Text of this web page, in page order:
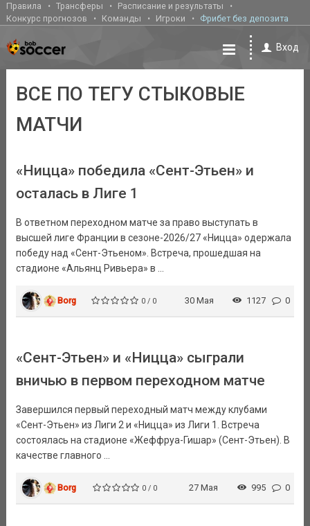
Правила Трансферы
Расписание и результаты
Конкурс прогнозов
Команды Игроки Фрибет без депозита
Вход
ВСЕ ПО ТЕГУ СТЫКОВЫЕ
МАТЧИ
«Ницца» победила «Сент-Этьен» и
осталась в Лиге 1
В ответном переходном матче за право выступать в
высшей лиге Франции в сезоне-2026/27 «Ницца» одержала
победу над «Сент-Этьеном». Встреча, прошедшая на
стадионе «Альянц Ривьера» в ...
Borg 0 / 0 30 Мая 1127 0
«Сент-Этьен» и «Ницца» сыграли
вничью в первом переходном матче
Завершился первый переходный матч между клубами
«Сент-Этьен» из Лиги 2 и «Ницца» из Лиги 1. Встреча
состоялась на стадионе «Жеффруа-Гишар» (Сент-Этьен). В
качестве главного ...
Borg 0 / 0 27 Мая 995 0